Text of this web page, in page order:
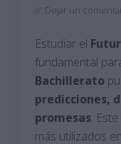
// Dejar un
Estudiar el
fundamental
Bachillerato
predicciones,
promesas.
más utilizados